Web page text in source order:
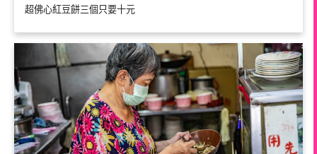
超佛心紅豆餅三個只要十元